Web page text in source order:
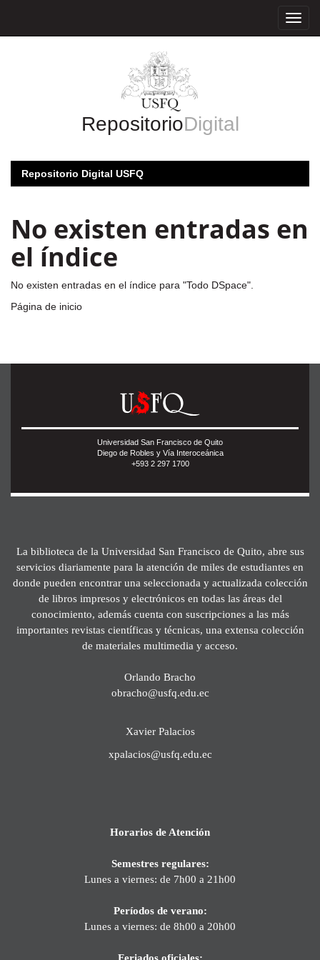
RepositorioDigital
Repositorio Digital USFQ
No existen entradas en
el índice
No existen entradas en el índice para "Todo DSpace".
Página de inicio
Universidad San Francisco de Quito
Diego de Robles y Vía Interoceánica
+593 2 297 1700
La biblioteca de la Universidad San Francisco de Quito, abre sus
servicios diariamente para la atención de miles de estudiantes en
donde pueden encontrar una seleccionada y actualizada colección
de libros impresos y electrónicos en todas las áreas del
conocimiento, además cuenta con suscripciones a las más
importantes revistas científicas y técnicas, una extensa colección
de materiales multimedia y acceso.
Orlando Bracho
obracho@usfq.edu.ec
Xavier Palacios
xpalacios@usfq.edu.ec
Horarios de Atención
Semestres regulares:
Lunes a viernes: de 7h00 a 21h00
Períodos de verano:
Lunes a viernes: de 8h00 a 20h00
Feriados oficiales: